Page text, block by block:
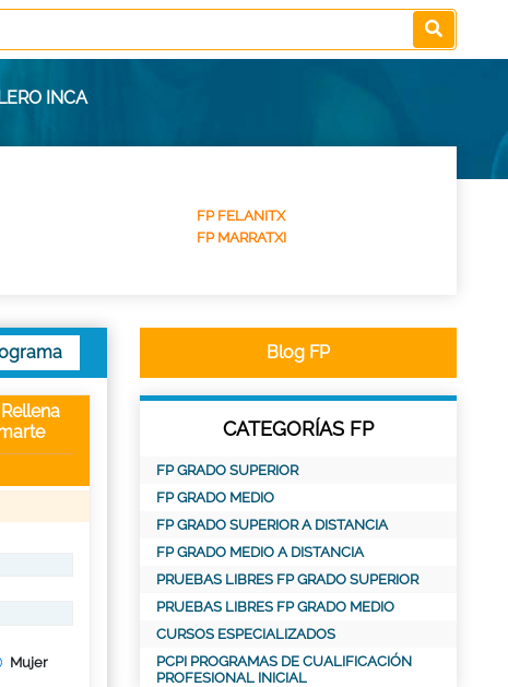
INCA
FP FELANITX
FP MARRATXI
Mujer
Blog FP
CATEGORÍAS FP
FP GRADO SUPERIOR
FP GRADO MEDIO
FP GRADO SUPERIOR A DISTANCIA
FP GRADO MEDIO A DISTANCIA
PRUEBAS LIBRES FP GRADO SUPERIOR
PRUEBAS LIBRES FP GRADO MEDIO
CURSOS ESPECIALIZADOS
PCPI PROGRAMAS DE CUALIFICACIÓN
PROFESIONAL INICIAL